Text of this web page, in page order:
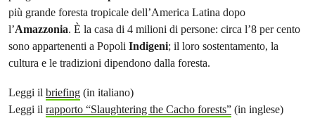
più grande foresta tropicale dell’America Latina dopo
l’Amazzonia. È la casa di 4 milioni di persone: circa l’8 per cento
sono appartenenti a Popoli Indigeni; il loro sostentamento, la
cultura e le tradizioni dipendono dalla foresta.
Leggi il briefing (in italiano)
Leggi il rapporto “Slaughtering the Cacho forests” (in inglese)